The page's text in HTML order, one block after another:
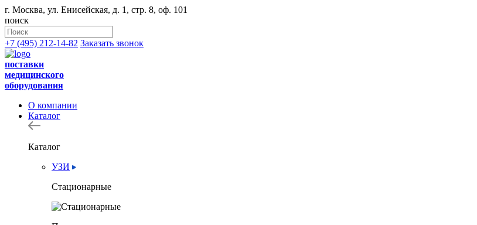
г. Москва, ул. Енисейская, д. 1, стр. 8, оф. 101
поиск
+7 (495) 212-14-82 Заказать звонок
поставки
медицинского
оборудования
О компании
Каталог
Каталог
УЗИ
Стационарные